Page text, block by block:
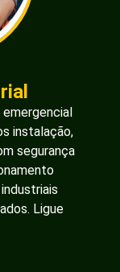
instalação,
segurança
Ligue